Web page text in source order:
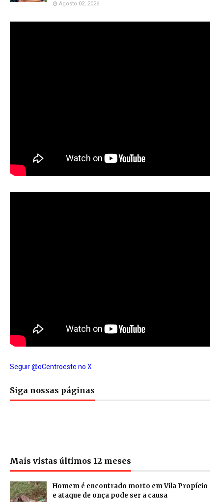
Agosto 02, 2026
Seguir @oCentroeste no X
Siga nossas páginas
Mais vistas últimos 12 meses
Homem é encontrado morto em Vila Propício
e ataque de onça pode ser a causa